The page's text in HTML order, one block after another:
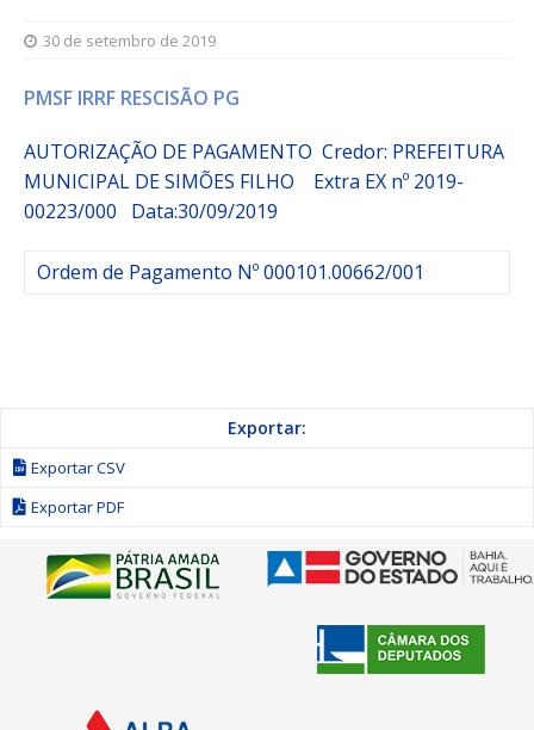
30 de setembro de 2019
PMSF IRRF RESCISÃO PG
AUTORIZAÇÃO DE PAGAMENTO Credor: PREFEITURA
MUNICIPAL DE SIMÕES FILHO Extra EX nº 2019-
00223/000 Data:30/09/2019
Ordem de Pagamento Nº 000101.00662/001
Exportar:
Exportar CSV
Exportar PDF